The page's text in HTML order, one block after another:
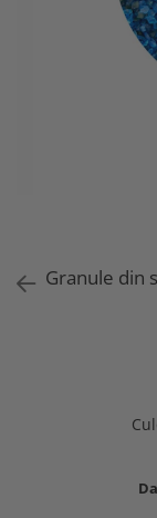
Granule din